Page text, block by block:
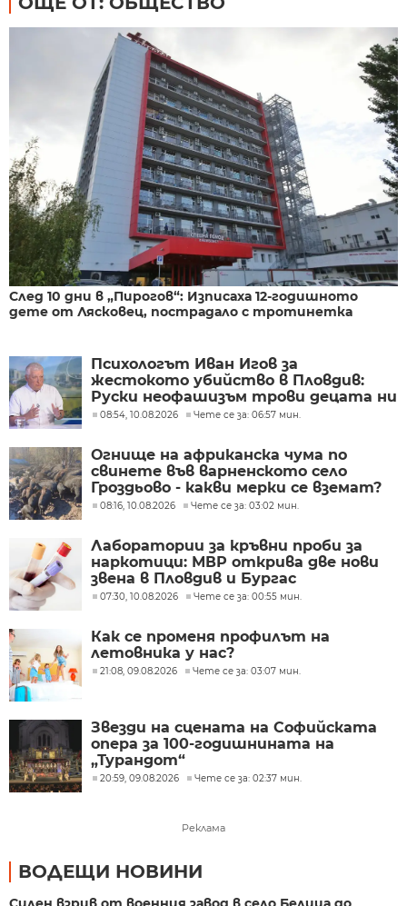
След 10 дни в „Пирогов“: Изписаха 12-годишното
дете от Лясковец, пострадало с тротинетка
Психологът Иван Игов за
жестокото убийство в Пловдив:
Руски неофашизъм трови децата ни
08:54, 10.08.2026 Чете се за: 06:57 мин.
Огнище на африканска чума по
свинете във варненското село
Гроздьово - какви мерки се вземат?
08:16, 10.08.2026 Чете се за: 03:02 мин.
Лаборатории за кръвни проби за
наркотици: МВР открива две нови
звена в Пловдив и Бургас
07:30, 10.08.2026 Чете се за: 00:55 мин.
Как се променя профилът на
летовника у нас?
21:08, 09.08.2026 Чете се за: 03:07 мин.
Звезди на сцената на Софийската
опера за 100-годишнината на
„Турандот“
20:59, 09.08.2026 Чете се за: 02:37 мин.
Реклама
ВОДЕЩИ НОВИНИ